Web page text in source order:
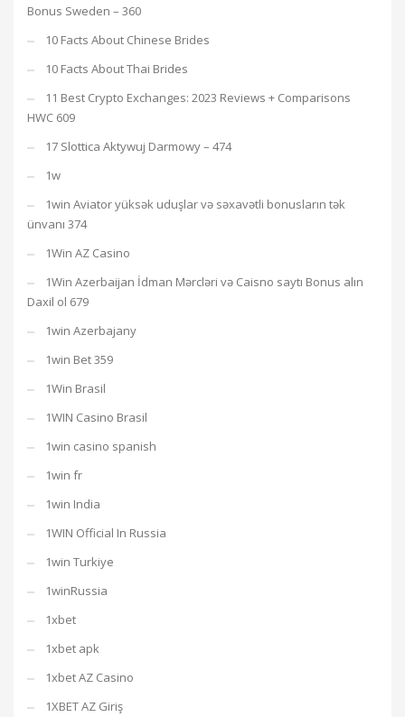
Bonus Sweden – 360
10 Facts About Chinese Brides
10 Facts About Thai Brides
11 Best Crypto Exchanges: 2023 Reviews + Comparisons
HWC 609
17 Slottica Aktywuj Darmowy – 474
1w
1win Aviator yüksək uduşlar və səxavətli bonusların tək
ünvanı 374
1Win AZ Casino
1Win Azerbaijan İdman Mərcləri və Caisno saytı Bonus alın
Daxil ol 679
1win Azerbajany
1win Bet 359
1Win Brasil
1WIN Casino Brasil
1win casino spanish
1win fr
1win India
1WIN Official In Russia
1win Turkiye
1winRussia
1xbet
1xbet apk
1xbet AZ Casino
1XBET AZ Giriş